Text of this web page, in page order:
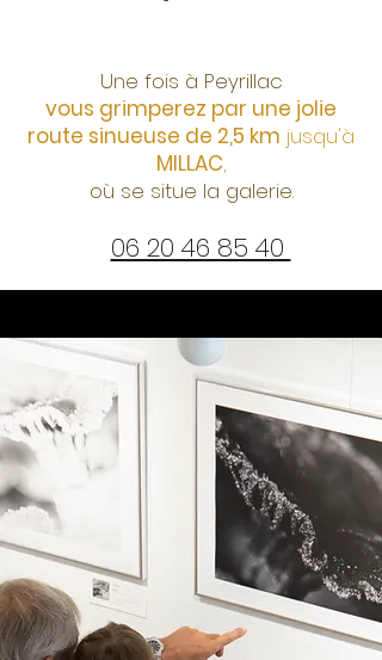
Une fois à Peyrillac
vous grimperez par une jolie
route sinueuse de 2,5 km jusqu'à
MILLAC,
où se situe la galerie.
06 20 46 85 40